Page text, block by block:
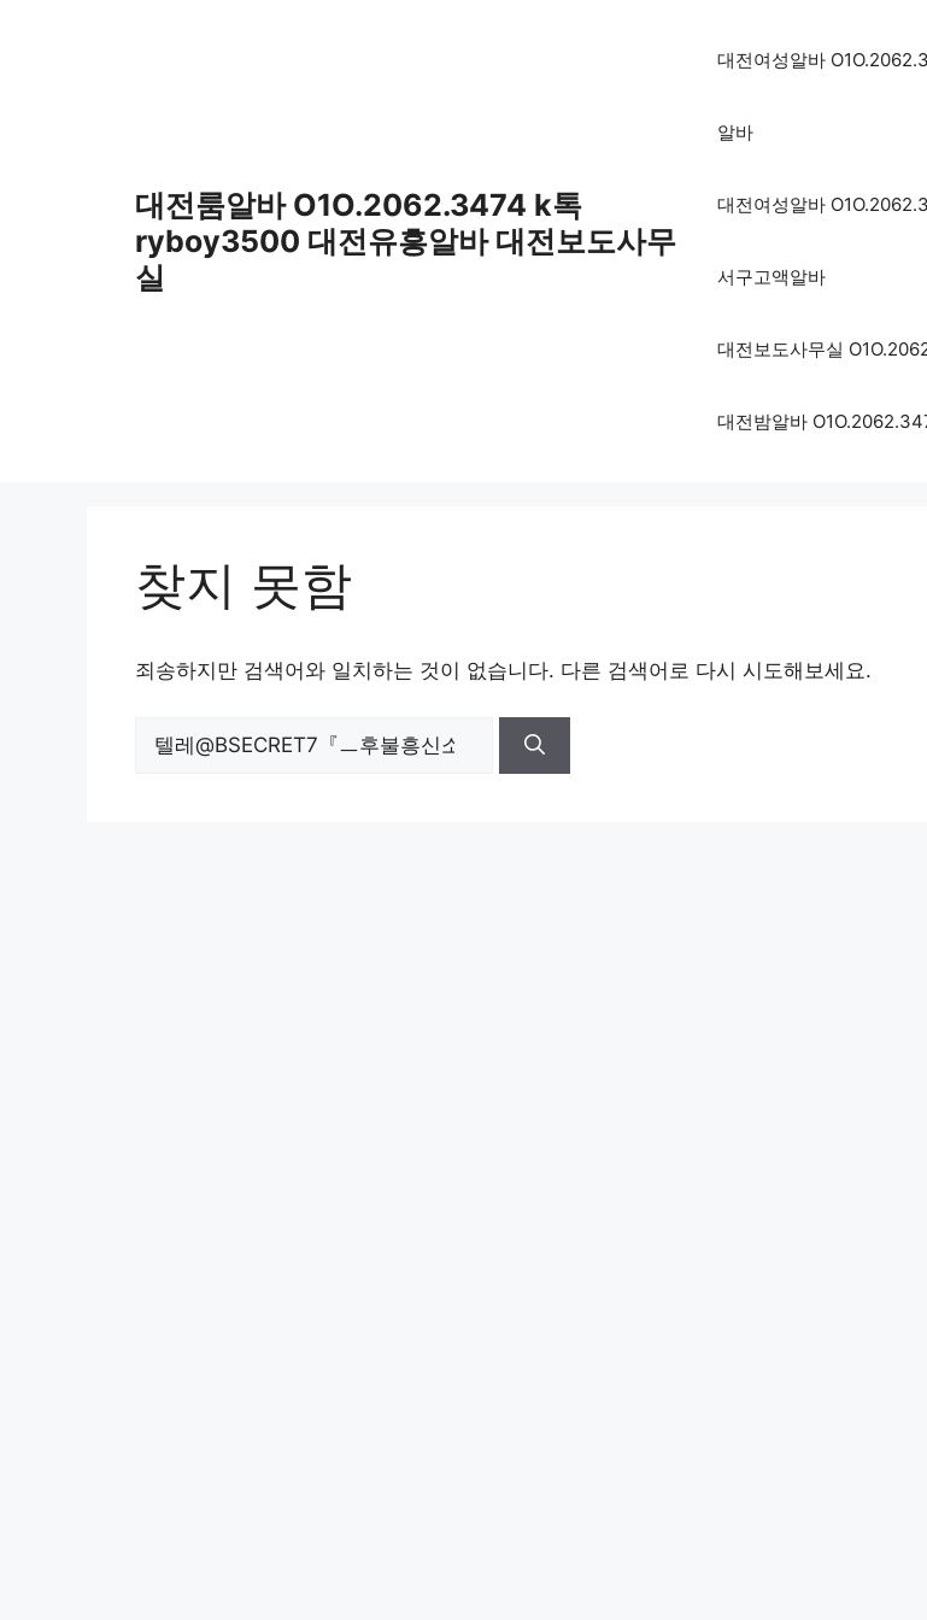
대전룸알바 O1O.2062.3474 k톡
ryboy3500 대전유흥알바 대전보도사무
실
대전여성알바
알바
대전여성알바
서구고액알바
대전보도사무실
대전밤알바
찾지 못함
죄송하지만 검색어와 일치하는 것이 없습니다. 다른 검색어로 다시 시도해보세요.
색: